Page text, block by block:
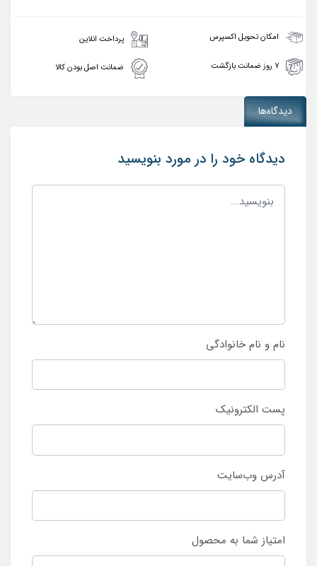
امکان تحویل اکسپرس پرداخت انلاین
۷ روز ضمانت بازگشت ضمانت اصل بودن کالا
دیدگاه‌ها
دیدگاه خود را در مورد بنویسید
نام و نام خانوادگی
پست الکترونیک
آدرس وب‌سایت
امتیاز شما به محصول